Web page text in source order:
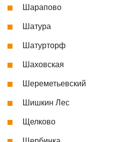
Шарапово
Шатура
Шатурторф
Шаховская
Шереметьевский
Шишкин Лес
Щелково